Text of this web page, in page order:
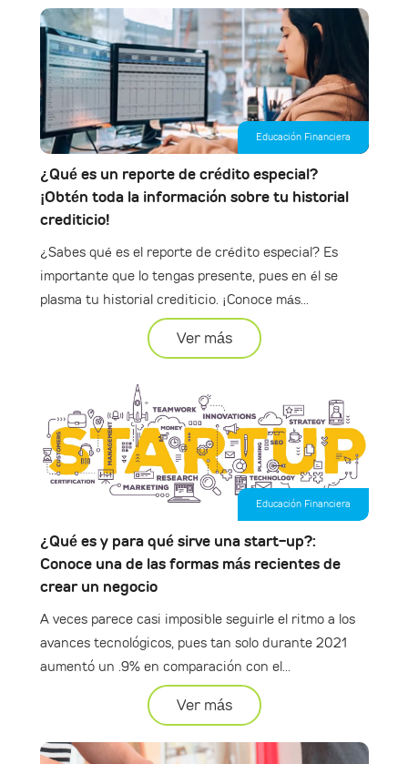
Educación Financiera
¿Qué es un reporte de crédito especial?
¡Obtén toda la información sobre tu historial
crediticio!
¿Sabes qué es el reporte de crédito especial? Es
importante que lo tengas presente, pues en él se
plasma tu historial crediticio. ¡Conoce más...
Ver más
Educación Financiera
¿Qué es y para qué sirve una start-up?:
Conoce una de las formas más recientes de
crear un negocio
A veces parece casi imposible seguirle el ritmo a los
avances tecnológicos, pues tan solo durante 2021
aumentó un .9% en comparación con el...
Ver más